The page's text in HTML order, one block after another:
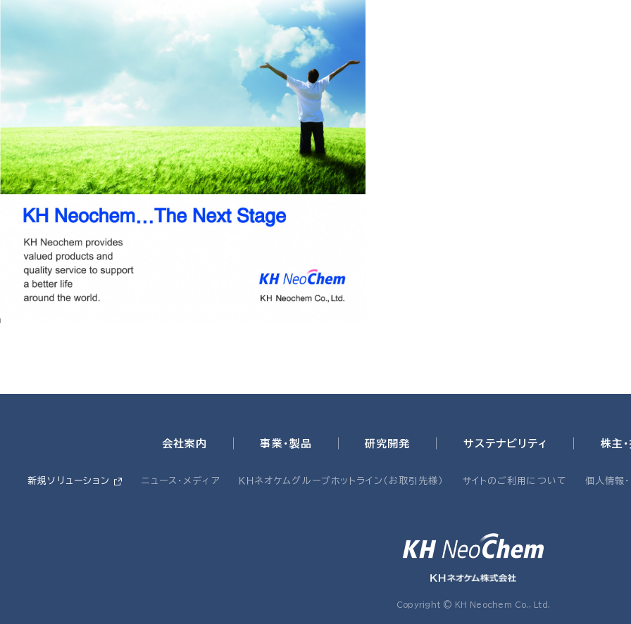
会社案内 事業・製品 研究開発 サステナビリティ 株主
新規ソリューション ニュース・メディア ＫＨネオケムグループホットライン（お取引先様） サイトのご利用について 個人情報
Copyright © KH Neochem Co., Ltd.